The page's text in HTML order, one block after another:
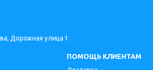
Дорожная улица 1
ПОМОЩЬ КЛИЕНТАМ